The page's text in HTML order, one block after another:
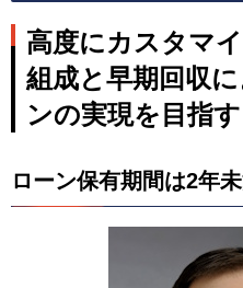
高度にカスタマ
組成と早期回収
ンの実現を目指す
ローン保有期間は2年